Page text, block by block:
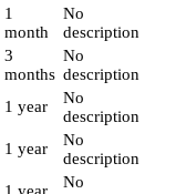
1
month
No
description
3
months
No
description
1 year
No
description
1 year
No
description
1 year
No